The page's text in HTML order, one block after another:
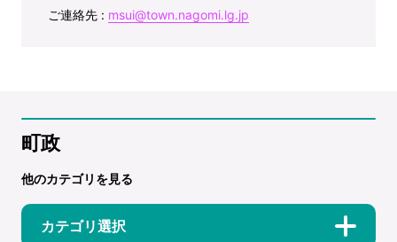
ご連絡先 : msui@town.nagomi.lg.jp
町政
他のカテゴリを見る
カテゴリ選択